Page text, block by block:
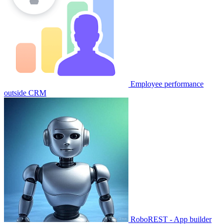
Employee performance
outside CRM
RoboREST - App builder